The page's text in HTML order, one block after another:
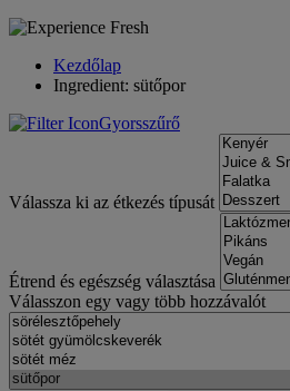
Kezdőlap
Ingredient: sütőpor
Gyorsszűrő
Válassza ki az étkezés típusát
Étrend és egészség választása
Válasszon egy vagy több hozzávalót